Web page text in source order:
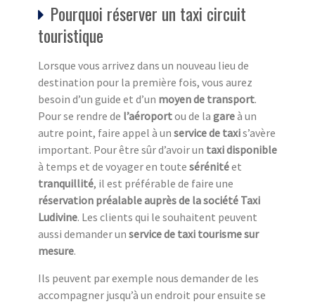
Pourquoi réserver un taxi circuit
touristique
Lorsque vous arrivez dans un nouveau lieu de
destination pour la première fois, vous aurez
besoin d’un guide et d’un moyen de transport.
Pour se rendre de l’aéroportou de la gareà un
autre point, faire appel à un service de taxis’avère
important. Pour être sûr d’avoir un taxi disponible
à temps et de voyager en toute sérénitéet
tranquillité, il est préférable de faire une
réservation préalable auprès de la société Taxi
Ludivine. Les clients qui le souhaitent peuvent
aussi demander un service de taxi tourisme sur
mesure.
Ils peuvent par exemple nous demander de les
accompagner jusqu’à un endroit pour ensuite se